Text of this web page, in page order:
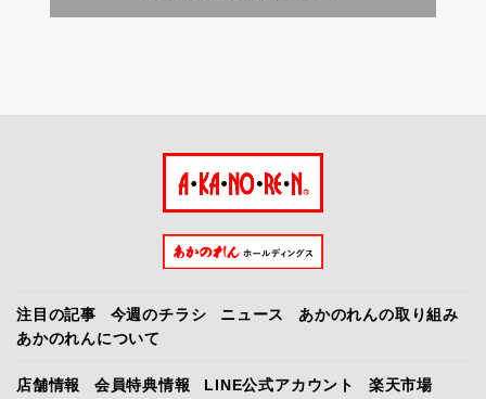
注目の記事 今週のチラシ ニュース
あかのれんの取り組み
あかのれんについて
店舗情報 会員特典情報 LINE公式アカウント
楽天市場